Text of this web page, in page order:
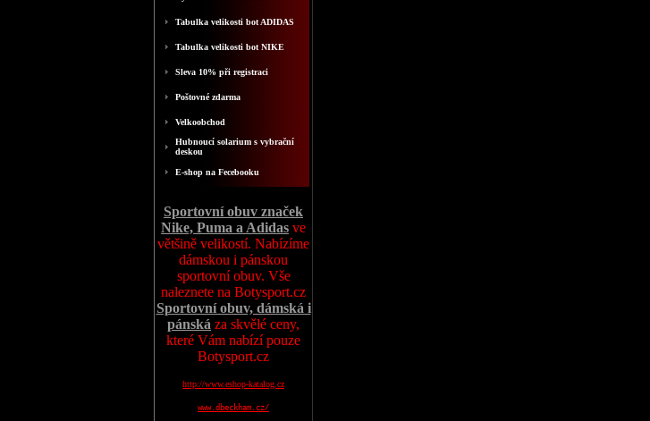
Tabulka velikosti bot ADIDAS
Tabulka velikosti bot NIKE
Sleva 10% při registraci
Poštovné zdarma
Velkoobchod
Hubnoucí solarium s vybrační
deskou
E-shop na Fecebooku
Sportovní obuv značek
Nike, Puma a Adidas ve
většině velikostí. Nabízíme
dámskou i pánskou
sportovní obuv. Vše
naleznete na Botysport.cz
Sportovní obuv, dámská i
pánská za skvělé ceny,
které Vám nabízí pouze
Botysport.cz
http://www.eshop-katalog.cz
www.dbeckham.cz/